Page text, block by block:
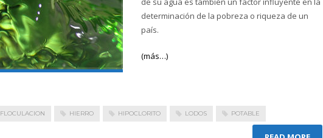
determinación de la pobreza o riqueza de un
país.
(más…)
FLOCULACION HIERRO HIPOCLORITO LODOS POTABLE